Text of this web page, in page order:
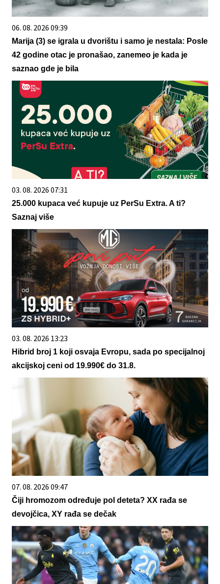
06. 08. 2026 09:39
Marija (3) se igrala u dvorištu i samo je nestala: Posle
42 godine otac je pronašao, zanemeo je kada je
saznao gde je bila
03. 08. 2026 07:31
25.000 kupaca već kupuje uz PerSu Extra. A ti?
Saznaj više
03. 08. 2026 13:23
Hibrid broj 1 koji osvaja Evropu, sada po specijalnoj
akcijskoj ceni od 19.990€ do 31.8.
07. 08. 2026 09:47
Čiji hromozom određuje pol deteta? XX rađa se
devojčica, XY rađa se dečak